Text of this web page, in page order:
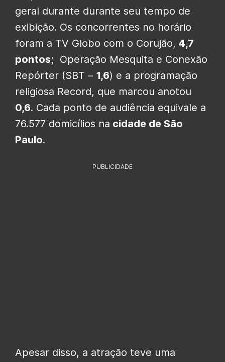
geral durante durante seu tempo de
exibição. Os concorrentes no horário
foram a TV Globo com o Corujão, 4,7
pontos; Operação Mesquita e Conexão
Repórter (SBT – 1,6) e a programação
religiosa Record, que marcou anotou
0,6. Cada ponto de audiência equivale a
76.577 domicílios na cidade de São
Paulo.
PUBLICIDADE
Apesar disso, a atração teve uma